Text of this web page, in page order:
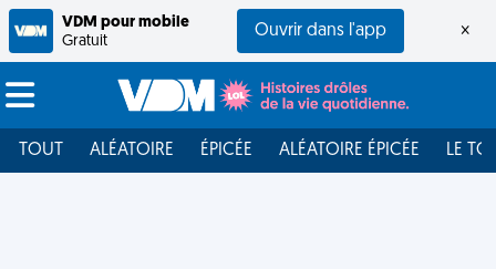
VDM pour mobile
Gratuit
Ouvrir dans l'app ×
TOUT ALÉATOIRE ÉPICÉE ALÉATOIRE ÉPICÉE LE